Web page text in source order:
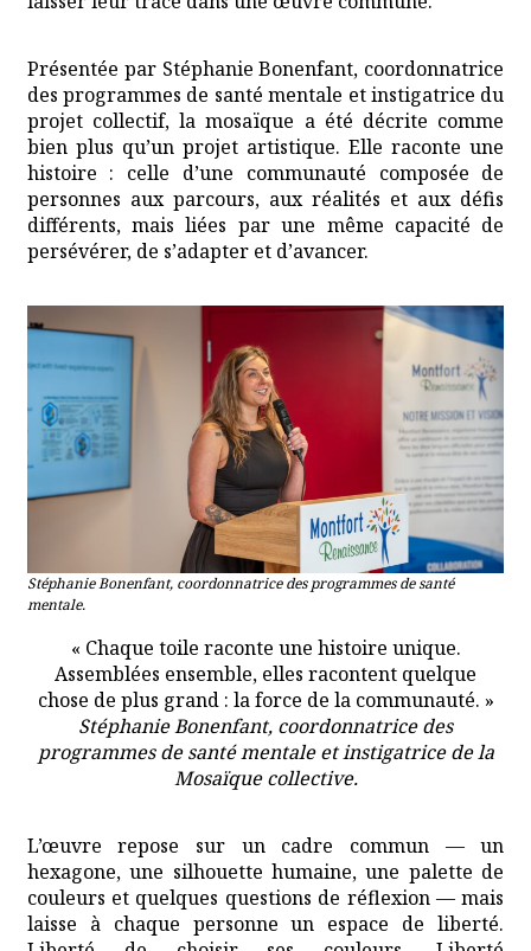
Présentée par Stéphanie Bonenfant, coordonnatrice
des programmes de santé mentale et instigatrice du
projet collectif, la mosaïque a été décrite comme
bien plus qu’un projet artistique. Elle raconte une
histoire : celle d’une communauté composée de
personnes aux parcours, aux réalités et aux défis
différents, mais liées par une même capacité de
persévérer, de s’adapter et d’avancer.
Stéphanie Bonenfant, coordonnatrice des programmes de santé
mentale.
« Chaque toile raconte une histoire unique.
Assemblées ensemble, elles racontent quelque
chose de plus grand : la force de la communauté. »
Stéphanie Bonenfant, coordonnatrice des
programmes de santé mentale et instigatrice de la
Mosaïque collective.
L’œuvre repose sur un cadre commun — un
hexagone, une silhouette humaine, une palette de
couleurs et quelques questions de réflexion — mais
laisse à chaque personne un espace de liberté.